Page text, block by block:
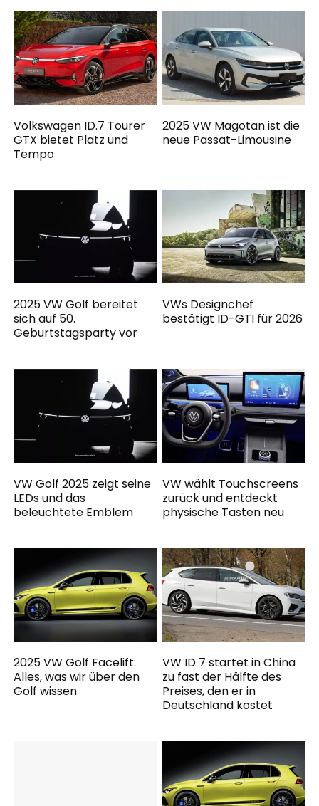
Volkswagen ID.7 Tourer
GTX bietet Platz und
Tempo
2025 VW Magotan ist die
neue Passat-Limousine
2025 VW Golf bereitet
sich auf 50.
Geburtstagsparty vor
VWs Designchef
bestätigt ID-GTI für 2026
VW Golf 2025 zeigt seine
LEDs und das
beleuchtete Emblem
VW wählt Touchscreens
zurück und entdeckt
physische Tasten neu
2025 VW Golf Facelift:
Alles, was wir über den
Golf wissen
VW ID 7 startet in China
zu fast der Hälfte des
Preises, den er in
Deutschland kostet